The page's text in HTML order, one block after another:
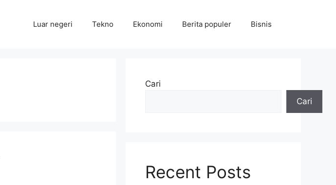
Luar negeri Tekno Ekonomi Berita populer Bisnis
Cari
Cari
Recent Posts